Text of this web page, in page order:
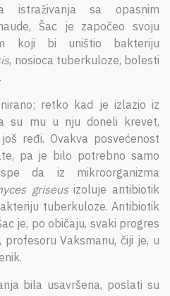
istraživanja sa opasnim
Šac je započeo svoju
koji bi uništio bakteriju
, nosioca tuberkuloze, bolesti
retko kad je izlazio iz
su mu u nju doneli krevet,
ređi. Ovakva posvećenost
pa je bilo potrebno samo
da iz mikroorganizma
griseusizoluje antibiotik
tuberkuloze. Antibiotik
je, po običaju, svaki progres
Vaksmanu, čiji je, u
bila usavršena, poslati su